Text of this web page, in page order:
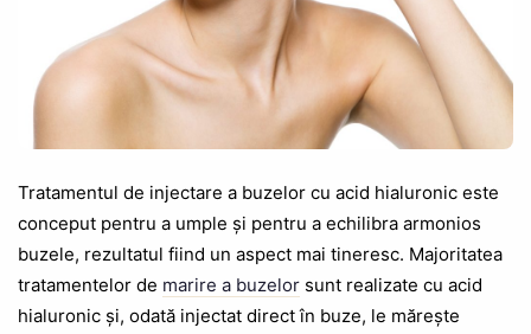
Tratamentul de injectare a buzelor cu acid hialuronic este
conceput pentru a umple și pentru a echilibra armonios
buzele, rezultatul fiind un aspect mai tineresc. Majoritatea
tratamentelor de marire a buzelor sunt realizate cu acid
hialuronic și, odată injectat direct în buze, le mărește